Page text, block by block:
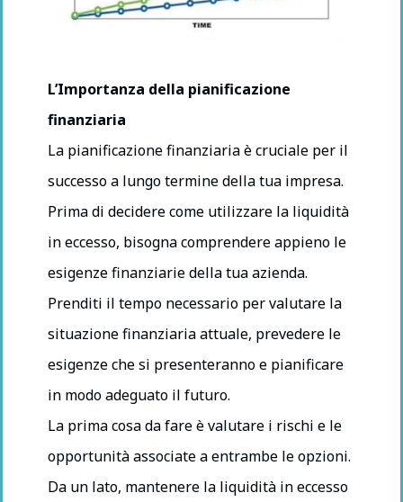
L’Importanza della pianificazione
finanziaria
La pianificazione finanziaria è cruciale per il
successo a lungo termine della tua impresa.
Prima di decidere come utilizzare la liquidità
in eccesso, bisogna comprendere appieno le
esigenze finanziarie della tua azienda.
Prenditi il tempo necessario per valutare la
situazione finanziaria attuale, prevedere le
esigenze che si presenteranno e pianificare
in modo adeguato il futuro.
La prima cosa da fare è valutare i rischi e le
opportunità associate a entrambe le opzioni.
Da un lato, mantenere la liquidità in eccesso